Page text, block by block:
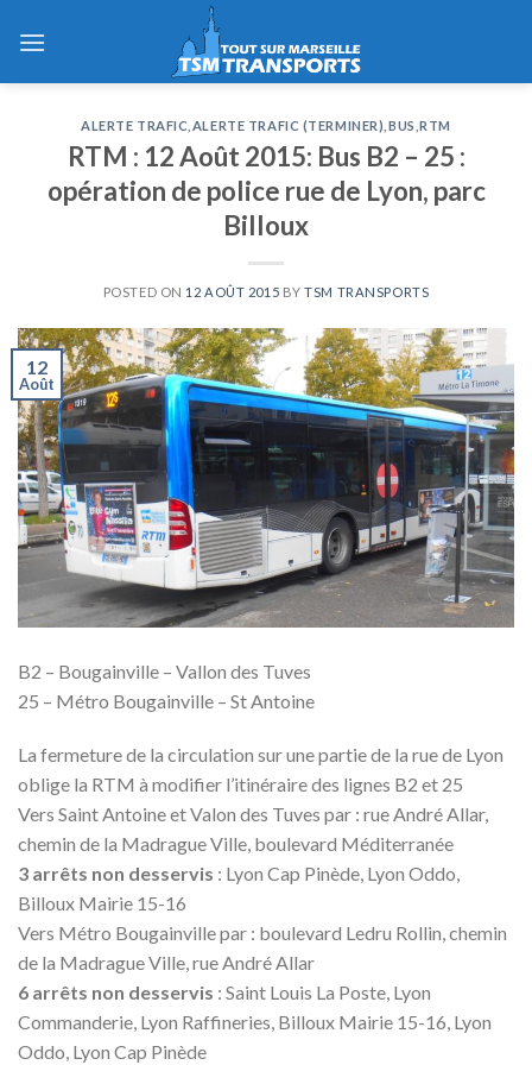
ALERTE TRAFIC ALERTE TRAFIC (TERMINER) BUS ,RTM
RTM : 12 Août 2015: Bus B2 – 25 :
opération de police rue de Lyon, parc
Billoux
POSTED ON 12 AOÛT 2015 BYTSM TRANSPORTS
12
Août
B2 – Bougainville – Vallon des Tuves
25 – Métro Bougainville – St Antoine
La fermeture de la circulation sur une partie de la rue de Lyon
oblige la RTM à modifier l’itinéraire des lignes B2 et 25
Vers Saint Antoine et Valon des Tuves par : rue André Allar,
chemin de la Madrague Ville, boulevard Méditerranée
3 arrêts non desservis : Lyon Cap Pinède, Lyon Oddo,
Billoux Mairie 15-16
Vers Métro Bougainville par : boulevard Ledru Rollin, chemin
de la Madrague Ville, rue André Allar
6 arrêts non desservis : Saint Louis La Poste, Lyon
Commanderie, Lyon Raffineries, Billoux Mairie 15-16, Lyon
Oddo, Lyon Cap Pinède